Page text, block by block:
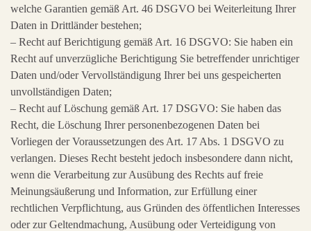
welche Garantien gemäß Art. 46 DSGVO bei Weiterleitung Ihrer
Daten in Drittländer bestehen;
– Recht auf Berichtigung gemäß Art. 16 DSGVO: Sie haben ein
Recht auf unverzügliche Berichtigung Sie betreffender unrichtiger
Daten und/oder Vervollständigung Ihrer bei uns gespeicherten
unvollständigen Daten;
– Recht auf Löschung gemäß Art. 17 DSGVO: Sie haben das
Recht, die Löschung Ihrer personenbezogenen Daten bei
Vorliegen der Voraussetzungen des Art. 17 Abs. 1 DSGVO zu
verlangen. Dieses Recht besteht jedoch insbesondere dann nicht,
wenn die Verarbeitung zur Ausübung des Rechts auf freie
Meinungsäußerung und Information, zur Erfüllung einer
rechtlichen Verpflichtung, aus Gründen des öffentlichen Interesses
oder zur Geltendmachung, Ausübung oder Verteidigung von